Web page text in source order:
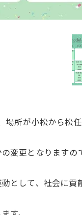
所が小松から松
変更となります
として、社会に貢